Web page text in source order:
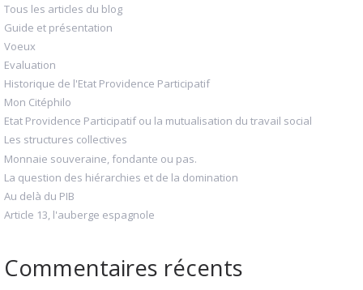
Tous les articles du blog
Guide et présentation
Voeux
Evaluation
Historique de l'Etat Providence Participatif
Mon Citéphilo
Etat Providence Participatif ou la mutualisation du travail social
Les structures collectives
Monnaie souveraine, fondante ou pas.
La question des hiérarchies et de la domination
Au delà du PIB
Article 13, l'auberge espagnole
Commentaires récents